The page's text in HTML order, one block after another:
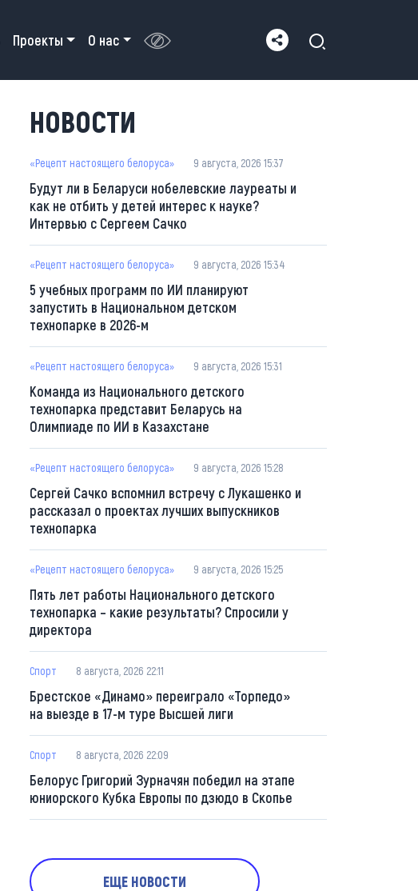
Проекты О нас
НОВОСТИ
«Рецепт настоящего белоруса» 9 августа, 2026 15:37
Будут ли в Беларуси нобелевские лауреаты и
как не отбить у детей интерес к науке?
Интервью с Сергеем Сачко
«Рецепт настоящего белоруса» 9 августа, 2026 15:34
5 учебных программ по ИИ планируют
запустить в Национальном детском
технопарке в 2026-м
«Рецепт настоящего белоруса» 9 августа, 2026 15:31
Команда из Национального детского
технопарка представит Беларусь на
Олимпиаде по ИИ в Казахстане
«Рецепт настоящего белоруса» 9 августа, 2026 15:28
Сергей Сачко вспомнил встречу с Лукашенко и
рассказал о проектах лучших выпускников
технопарка
«Рецепт настоящего белоруса» 9 августа, 2026 15:25
Пять лет работы Национального детского
технопарка – какие результаты? Спросили у
директора
Спорт 8 августа, 2026 22:11
Брестское «Динамо» переиграло «Торпедо»
на выезде в 17-м туре Высшей лиги
Спорт 8 августа, 2026 22:09
Белорус Григорий Зурначян победил на этапе
юниорского Кубка Европы по дзюдо в Скопье
ЕЩЕ НОВОСТИ